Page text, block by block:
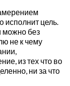
исполнит цель.
можно без
не к чему
из тех что во
ни за что